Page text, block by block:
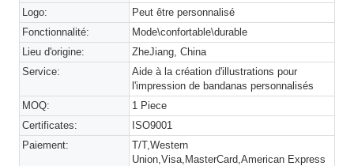
Logo:
Peut être personnalisé
Fonctionnalité:
Mode\confortable\durable
Lieu d'origine:
ZheJiang, China
Service:
Aide à la création d'illustrations pour
l'impression de bandanas personnalisés
MOQ:
1 Piece
Certificates:
ISO9001
Paiement:
T/T,Western
Union,Visa,MasterCard,American Express